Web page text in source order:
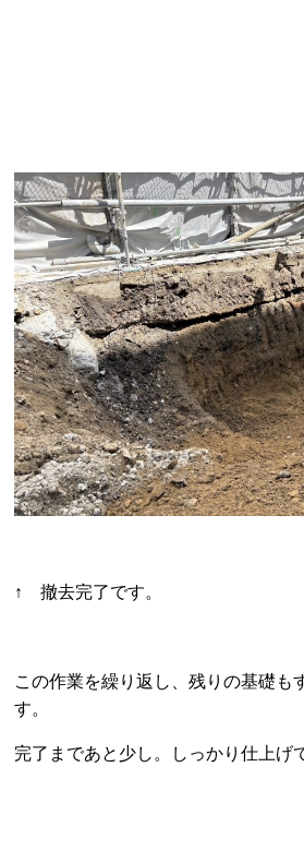
↑ 撤去完了です。
この作業を繰り返し、残りの基礎も
す。
完了まであと少し。しっかり仕上げ